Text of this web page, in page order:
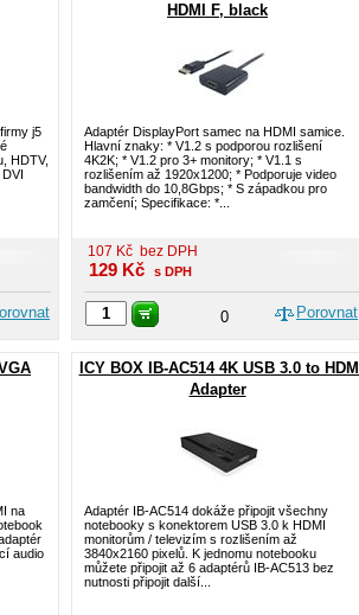
j5
HDTV,
HDMI F, black
Adaptér DisplayPort samec na HDMI samice.
Hlavní znaky: * V1.2 s podporou rozlišení
4K2K; * V1.2 pro 3+ monitory; * V1.1 s
rozlišením až 1920x1200; * Podporuje video
bandwidth do 10,8Gbps; * S západkou pro
zamčení; Specifikace: *...
107 Kč bez DPH
129 Kč s DPH
Porovnat
0
na
audio
ICY BOX IB-AC514 4K USB 3.0 to HDMI
Adapter
Adaptér IB-AC514 dokáže připojit všechny
notebooky s konektorem USB 3.0 k HDMI
monitorům / televizím s rozlišením až
3840x2160 pixelů. K jednomu notebooku
můžete připojit až 6 adaptérů IB-AC513 bez
nutnosti připojit další...